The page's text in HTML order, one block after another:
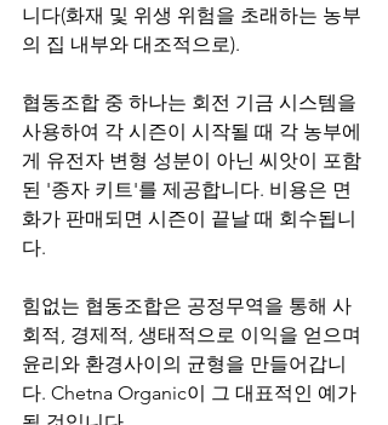
니다(화재 및 위생 위험을 초래하는 농부
의 집 내부와 대조적으로).
협동조합 중 하나는 회전 기금 시스템을
사용하여 각 시즌이 시작될 때 각 농부에
게 유전자 변형 성분이 아닌 씨앗이 포함
된 '종자 키트'를 제공합니다. 비용은 면
화가 판매되면 시즌이 끝날 때 회수됩니
다.
힘없는 협동조합은 공정무역을 통해 사
회적, 경제적, 생태적으로 이익을 얻으며
윤리와 환경사이의 균형을 만들어갑니
다. Chetna Organic이 그 대표적인 예가